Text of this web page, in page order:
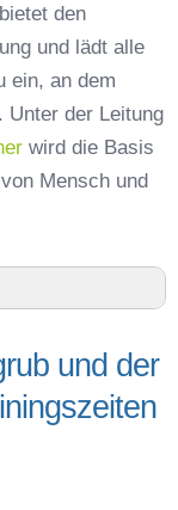
den
und lädt alle
ein, an dem
Unter der Leitung
wird die Basis
Mensch und
der näheren
aus
und der